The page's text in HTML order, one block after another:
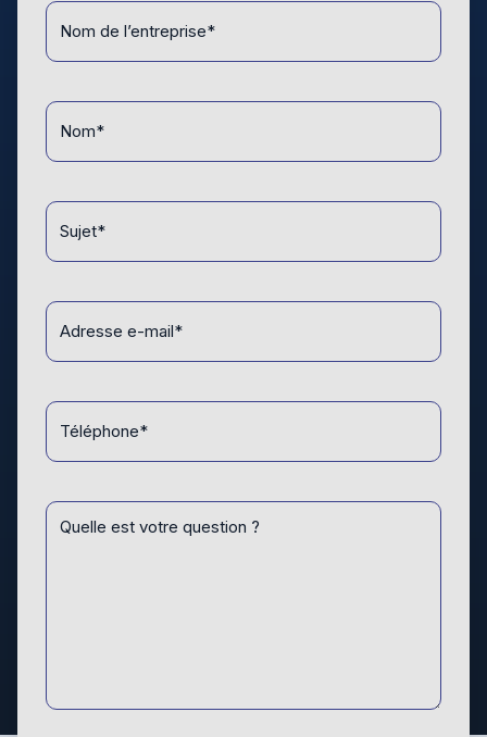
Nom
de
l’entreprise*
Nom
Sujet
Adresse
e-
mail*
Téléphone
Message